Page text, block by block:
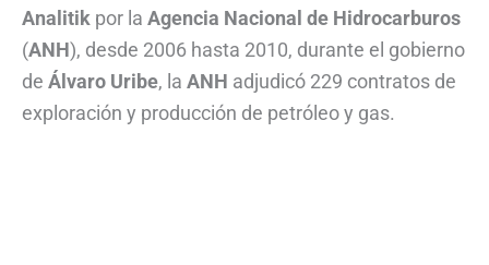
Analitik por la Agencia Nacional de Hidrocarburos
(ANH), desde 2006 hasta 2010, durante el gobierno
de Álvaro Uribe, la ANH adjudicó 229 contratos de
exploración y producción de petróleo y gas.